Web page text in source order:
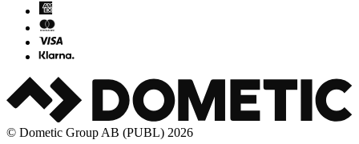
© Dometic Group AB (PUBL) 2026